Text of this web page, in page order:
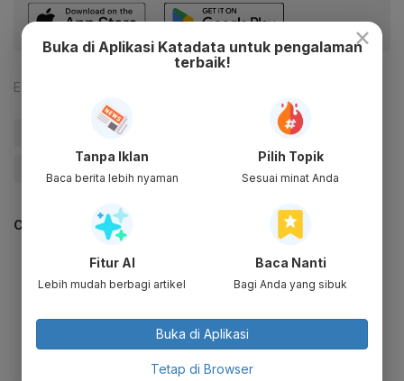
Editor:
#IKN Nusantara #BUMN
#BUMN Karya
CEK JUGA DATA INI
×
Buka di Aplikasi Katadata untuk pengalaman
terbaik!
Tanpa Iklan
Baca berita lebih nyaman
Pilih Topik
Sesuai minat Anda
Fitur AI
Lebih mudah berbagi artikel
Baca Nanti
Bagi Anda yang sibuk
Buka di Aplikasi
Tetap di Browser